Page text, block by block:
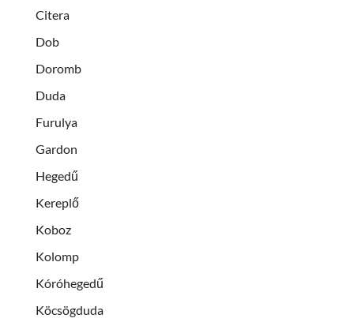
Citera
Dob
Doromb
Duda
Furulya
Gardon
Hegedű
Kereplő
Koboz
Kolomp
Kóróhegedű
Köcsögduda